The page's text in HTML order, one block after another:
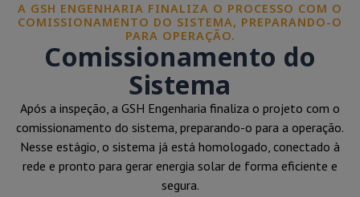
A GSH ENGENHARIA FINALIZA O PROCESSO COM O
COMISSIONAMENTO DO SISTEMA, PREPARANDO-O
PARA OPERAÇÃO.
Comissionamento do
Sistema
Após a inspeção, a GSH Engenharia finaliza o projeto com o
comissionamento do sistema, preparando-o para a operação.
Nesse estágio, o sistema já está homologado, conectado à
rede e pronto para gerar energia solar de forma eficiente e
segura.